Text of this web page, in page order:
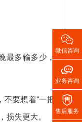
最多输多少，
要想着“一把
损失更大。

微信咨询

业务咨询

售后服务